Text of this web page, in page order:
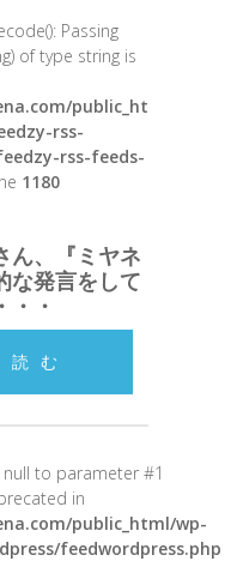
Passing
of type string is
public_ht
rss-
rss-feeds-
1180
ん、『ミヤネ
な発言をして
・・
む
null to parameter #1
in
public_html/wp-
feedwordpress.php